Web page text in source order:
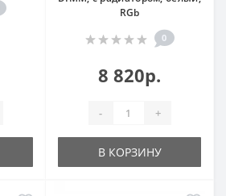
RGb
0
8 820р.
- +
В КОРЗИНУ